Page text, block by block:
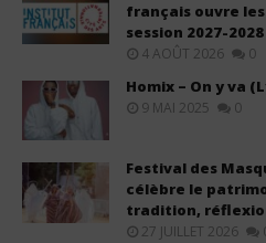
français ouvre
session 2027-2028
4 AOÛT 2026 0
Homix – On y va
9 MAI 2025 0
Festival des
célèbre le
tradition,
27 JUILLET 2026